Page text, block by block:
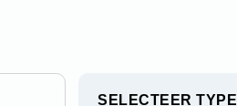
SELECTEER TYPE